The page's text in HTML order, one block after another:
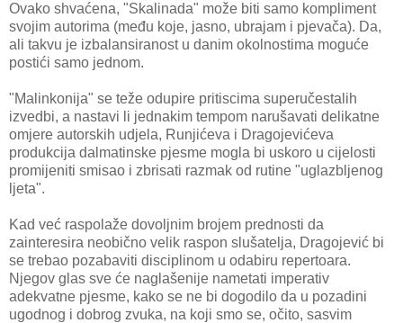
Ovako shvaćena, "Skalinada" može biti samo kompliment
svojim autorima (među koje, jasno, ubrajam i pjevača). Da,
ali takvu je izbalansiranost u danim okolnostima moguće
postići samo jednom.
"Malinkonija" se teže odupire pritiscima superučestalih
izvedbi, a nastavi li jednakim tempom narušavati delikatne
omjere autorskih udjela, Runjićeva i Dragojevićeva
produkcija dalmatinske pjesme mogla bi uskoro u cijelosti
promijeniti smisao i zbrisati razmak od rutine "uglazbljenog
ljeta".
Kad već raspolaže dovoljnim brojem prednosti da
zainteresira neobično velik raspon slušatelja, Dragojević bi
se trebao pozabaviti disciplinom u odabiru repertoara.
Njegov glas sve će naglašenije nametati imperativ
adekvatne pjesme, kako se ne bi dogodilo da u pozadini
ugodnog i dobrog zvuka, na koji smo se, očito, sasvim